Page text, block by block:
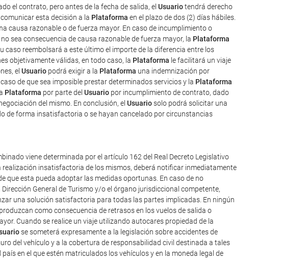
el contrato, pero antes de la fecha de salida, el Usuariotendrá derecho
esta decisión a la Plataforma en el plazo de dos (2) días hábiles.
causa razonable o de fuerza mayor. En caso de incumplimiento o
sea consecuencia de causa razonable de fuerza mayor, la Plataforma
caso reembolsará a este último el importe de la diferencia entre los
objetivamente válidas, en todo caso, la Plataforma le facilitará un viaje
el Usuario podrá exigir a la Plataforma una indemnización por
de que sea imposible prestar determinados servicios y la Plataforma
Plataforma por parte del Usuario por incumplimiento de contrato, dado
del mismo. En conclusión, el Usuariosolo podrá solicitar una
de forma insatisfactoria o se hayan cancelado por circunstancias
viene determinada por el artículo 162 del Real Decreto Legislativo
insatisfactoria de los mismos, deberá notificar inmediatamente
que esta pueda adoptar las medidas oportunas. En caso de no
General de Turismo y/o el órgano jurisdiccional competente,
una solución satisfactoria para todas las partes implicadas. En ningún
como consecuencia de retrasos en los vuelos de salida o
Cuando se realice un viaje utilizando autocares propiedad de la
se someterá expresamente a la legislación sobre accidentes de
del vehículo y a la cobertura de responsabilidad civil destinada a tales
en el que estén matriculados los vehículos y en la moneda legal de